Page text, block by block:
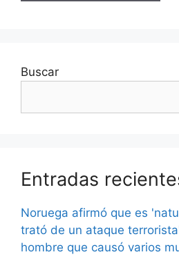
Buscar
Entradas
Noruega afirmó que es
trató de un ataque
hombre que causó varios